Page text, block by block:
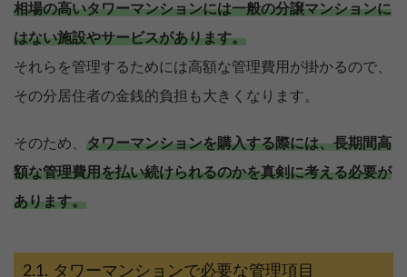
相場の高いタワーマンションには一般の分譲マンションに
はない施設やサービスがあります。
それらを管理するためには高額な管理費用が掛かるので、
その分居住者の金銭的負担も大きくなります。
そのため、 タワーマンションを購入する際には、長期間高
額な管理費用を払い続けられるのかを真剣に考える必要が
あります。
タワーマンションで必要な管理項目